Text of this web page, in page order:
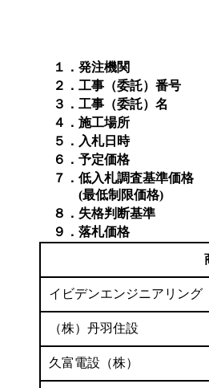
１．発注機関
２．工事（委託）番号
３．工事（委託）名
４．施工場所
５．入札日時
６．予定価格
７．低入札調査基準価格
(最低制限価格)
８．失格判断基準
９．落札価格
イビデンエンジニアリング
（株）丹羽住設
久富電設（株）